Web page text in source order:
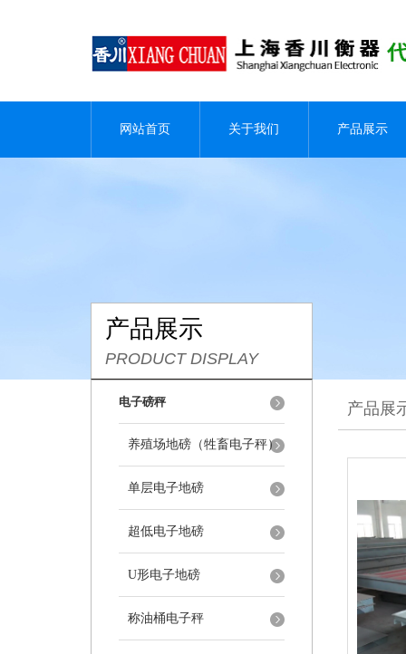
网站首页 关于我们 产品展示
产品展示
PRODUCT DISPLAY
电子磅秤
养殖场地磅（牲畜电子秤）
单层电子地磅
超低电子地磅
U形电子地磅
称油桶电子秤
产品展